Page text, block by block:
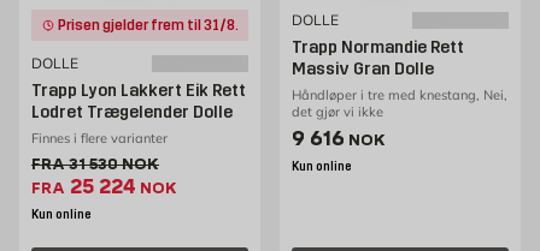
Prisen gjelder frem til 31/8.
DOLLE
Trapp Lyon Lakkert Eik Rett
Lodret Trægelender Dolle
Finnes i flere varianter
FRAGammel pris 31530 NOK /stk
31 530NOK
FRA Ekstrapris 25224 NOK /stk
25 224 NOK
Kun online
DOLLE
Trapp Normandie Rett
Massiv Gran Dolle
Håndløper i tre med knestang, Nei,
det gjør vi ikke
Pris 9616 NOK /stk
9 616 NOK
Kun online